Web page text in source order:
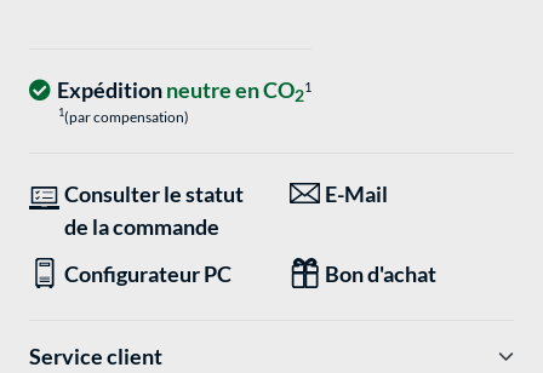
Expéditionneutre en CO21
1(par compensation)
Consulter le statut
de la commande
E-Mail
Configurateur PC Bon d'achat
Service client